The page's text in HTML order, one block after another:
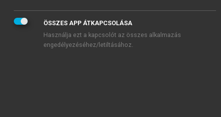
ÖSSZES APP ÁTKAPCSOLÁSA
Használja ezt a kapcsolót az összes alkalmazás
engedélyezéséhez/letiltásához.